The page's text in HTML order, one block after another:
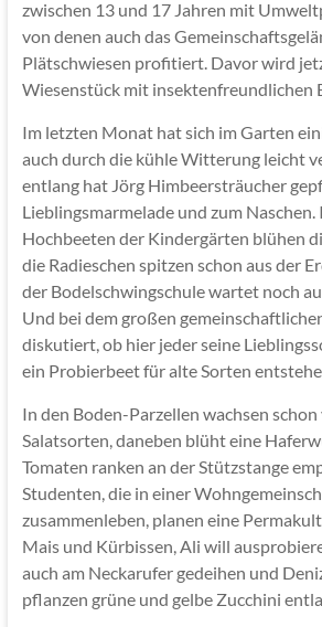
zwischen 13 und 17 Jahren mit
von denen auch das
Plätschwiesen profitiert. Davor wird
Wiesenstück mit insektenfreundlichen
Im letzten Monat hat sich im Garten
auch durch die kühle Witterung leicht
entlang hat Jörg Himbeersträucher
Lieblingsmarmelade und zum Naschen.
Hochbeeten der Kindergärten blühen
die Radieschen spitzen schon aus der
der Bodelschwingschule wartet noch
Und bei dem großen
diskutiert, ob hier jeder seine
ein Probierbeet für alte Sorten
In den Boden-Parzellen wachsen
Salatsorten, daneben blüht eine
Tomaten ranken an der Stützstange
Studenten, die in einer
zusammenleben, planen eine
Mais und Kürbissen, Ali will
auch am Neckarufer gedeihen und
pflanzen grüne und gelbe Zucchini